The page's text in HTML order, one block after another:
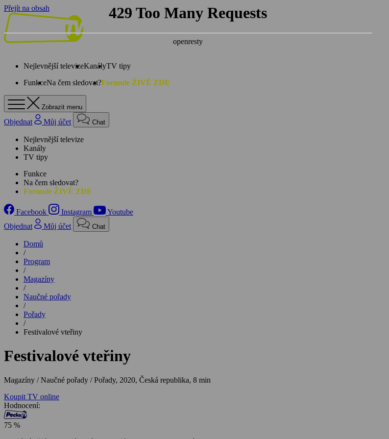
Přejít na obsah
Nejlevnější televizeKanályTV tipy
FunkceNa čem sledovat?Formule ŽIVĚ ZDE
Zobrazit menu
Objednat Můj účet Chat
Nejlevnější televize
Kanály
TV tipy
Funkce
Na čem sledovat?
Formule ŽIVĚ ZDE
Facebook Instagram
Youtube
Objednat
Můj účet Chat
Domů
/
Program
/
Magazíny
/
Naučné pořady
/
Pořady
/
Festivalové vteřiny
Festivalové vteřiny
Magazíny / Naučné pořady / Pořady, 2020, Česká republika, 8 min
Koupit TV online
Hodnocení:
75 %